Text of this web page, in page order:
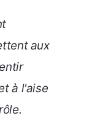
aux
à l'aise